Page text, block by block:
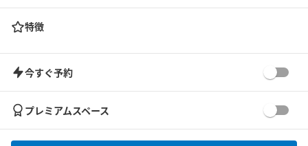
特徴
今すぐ予約
プレミアムスペース